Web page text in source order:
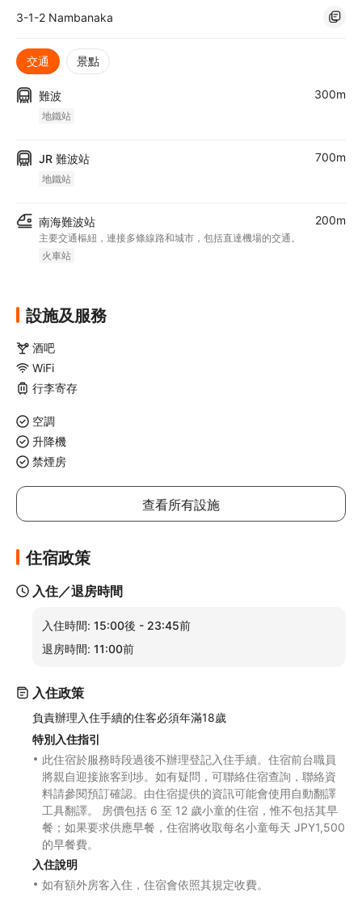
3-1-2 Nambanaka
交通 景點
難波
地鐵站
300m
JR 難波站
地鐵站
700m
南海難波站
主要交通樞紐，連接多條線路和城市，包括直達機場的交通。
火車站
200m
設施及服務
酒吧
WiFi
行李寄存
空調
升降機
禁煙房
查看所有設施
住宿政策
入住／退房時間
入住時間: 15:00後 - 23:45前
退房時間: 11:00前
入住政策
負責辦理入住手續的住客必須年滿18歲
特別入住指引
此住宿於服務時段過後不辦理登記入住手續。住宿前台職員
將親自迎接旅客到埗。如有疑問，可聯絡住宿查詢，聯絡資
料請參閱預訂確認。由住宿提供的資訊可能會使用自動翻譯
工具翻譯。 房價包括 6 至 12 歲小童的住宿，惟不包括其早
餐；如果要求供應早餐，住宿將收取每名小童每天 JPY1,500
的早餐費。
入住說明
如有額外房客入住，住宿會依照其規定收費。